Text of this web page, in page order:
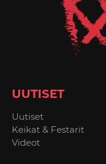
UUTISET
Uutiset
Keikat & Festarit
Videot